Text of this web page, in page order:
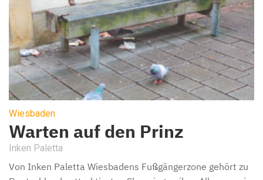
Wiesbaden
Warten auf den Prinz
Inken Paletta
Von Inken Paletta Wiesbadens Fußgängerzone gehört zu